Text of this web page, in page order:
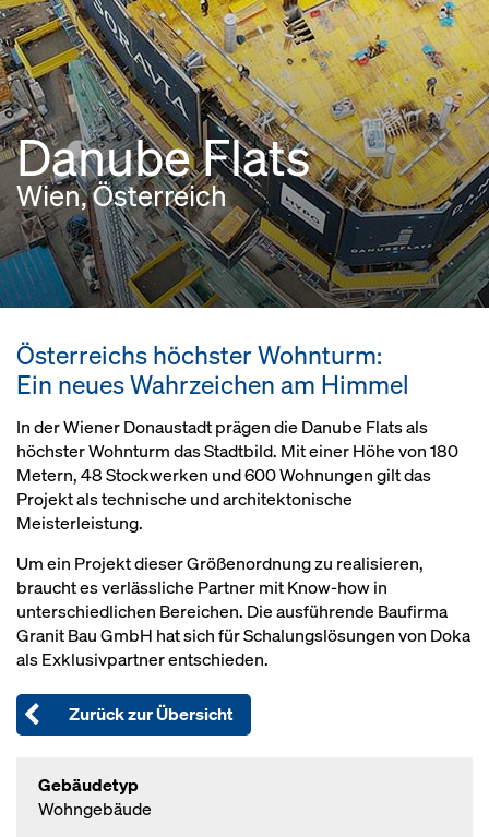
Danube Flats
Wien, Österreich
Österreichs höchster Wohnturm:
Ein neues Wahrzeichen am Himmel
In der Wiener Donaustadt prägen die Danube Flats als
höchster Wohnturm das Stadtbild. Mit einer Höhe von 180
Metern, 48 Stockwerken und 600 Wohnungen gilt das
Projekt als technische und architektonische
Meisterleistung.
Um ein Projekt dieser Größenordnung zu realisieren,
braucht es verlässliche Partner mit Know-how in
unterschiedlichen Bereichen. Die ausführende Baufirma
Granit Bau GmbH hat sich für Schalungslösungen von Doka
als Exklusivpartner entschieden.
Zurück zur Übersicht
Gebäudetyp
Wohngebäude